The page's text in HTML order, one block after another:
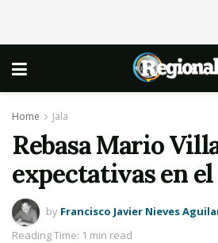
Home Jala
Rebasa Mario
expectativas en
by Francisco Javier Nieves
Reading Time: 1 min read